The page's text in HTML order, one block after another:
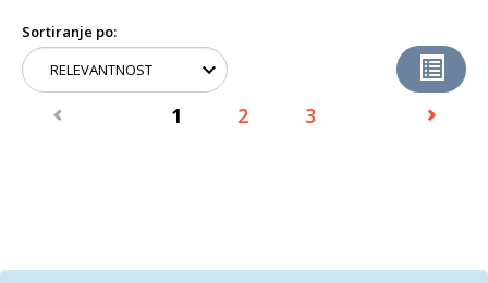
Sortiranje po:
1 2 3